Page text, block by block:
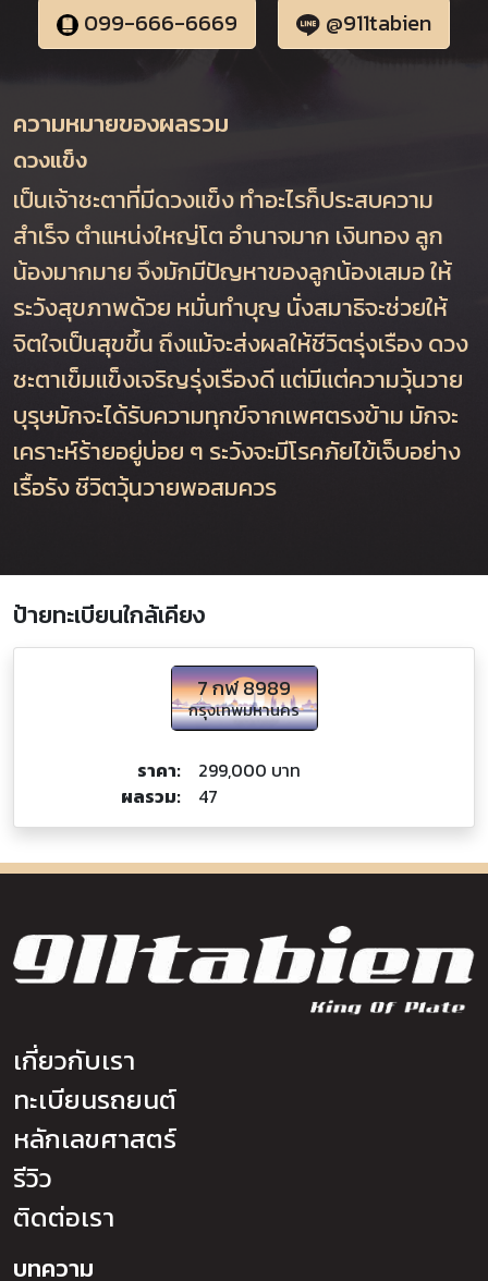
099-666-6669 @911tabien
ความหมายของผลรวม
ดวงแข็ง
เป็นเจ้าชะตาที่มีดวงแข็ง ทำอะไรก็ประสบความ
สำเร็จ ตำแหน่งใหญ่โต อำนาจมาก เงินทอง ลูก
น้องมากมาย จึงมักมีปัญหาของลูกน้องเสมอ ให้
ระวังสุขภาพด้วย หมั่นทำบุญ นั่งสมาธิจะช่วยให้
จิตใจเป็นสุขขึ้น ถึงแม้จะส่งผลให้ชีวิตรุ่งเรือง ดวง
ชะตาเข็มแข็งเจริญรุ่งเรืองดี แต่มีแต่ความวุ้นวาย
บุรุษมักจะได้รับความทุกข์จากเพศตรงข้าม มักจะ
เคราะห์ร้ายอยู่บ่อย ๆ ระวังจะมีโรคภัยไข้เจ็บอย่าง
เรื้อรัง ชีวิตวุ้นวายพอสมควร
ป้ายทะเบียนใกล้เคียง
7 กฬ 8989
กรุงเทพมหานคร
ราคา:
299,000 บาท
ผลรวม:
47
เกี่ยวกับเรา
ทะเบียนรถยนต์
หลักเลขศาสตร์
รีวิว
ติดต่อเรา
บทความ